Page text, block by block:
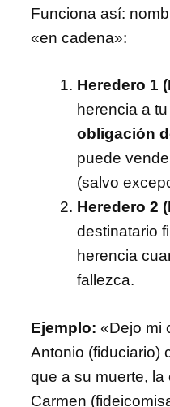
Funciona así:
«en cadena»:
Heredero 1
herencia a
obligación
puede
(salvo
Heredero 2
destinatario
herencia
fallezca.
Ejemplo: «Dejo mi
Antonio (fiduciario)
que a su muerte,
Carmen